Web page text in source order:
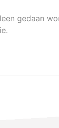
gedaan